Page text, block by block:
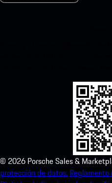
© 2026 Porsche Sales &
protección de datos. Reglamento